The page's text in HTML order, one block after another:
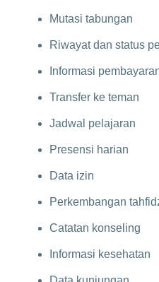
Mutasi tabungan
Riwayat dan status
Informasi
Transfer ke teman
Jadwal pelajaran
Presensi harian
Data izin
Perkembangan
Catatan konseling
Informasi kesehatan